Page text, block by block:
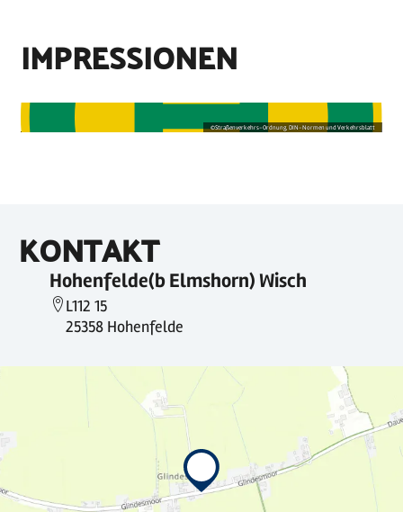
IMPRESSIONEN
©Straßenverkehrs-Ordnung, DIN-Normen und Verkehrsblatt
KONTAKT
Hohenfelde(b Elmshorn) Wisch
L112 15
25358 Hohenfelde